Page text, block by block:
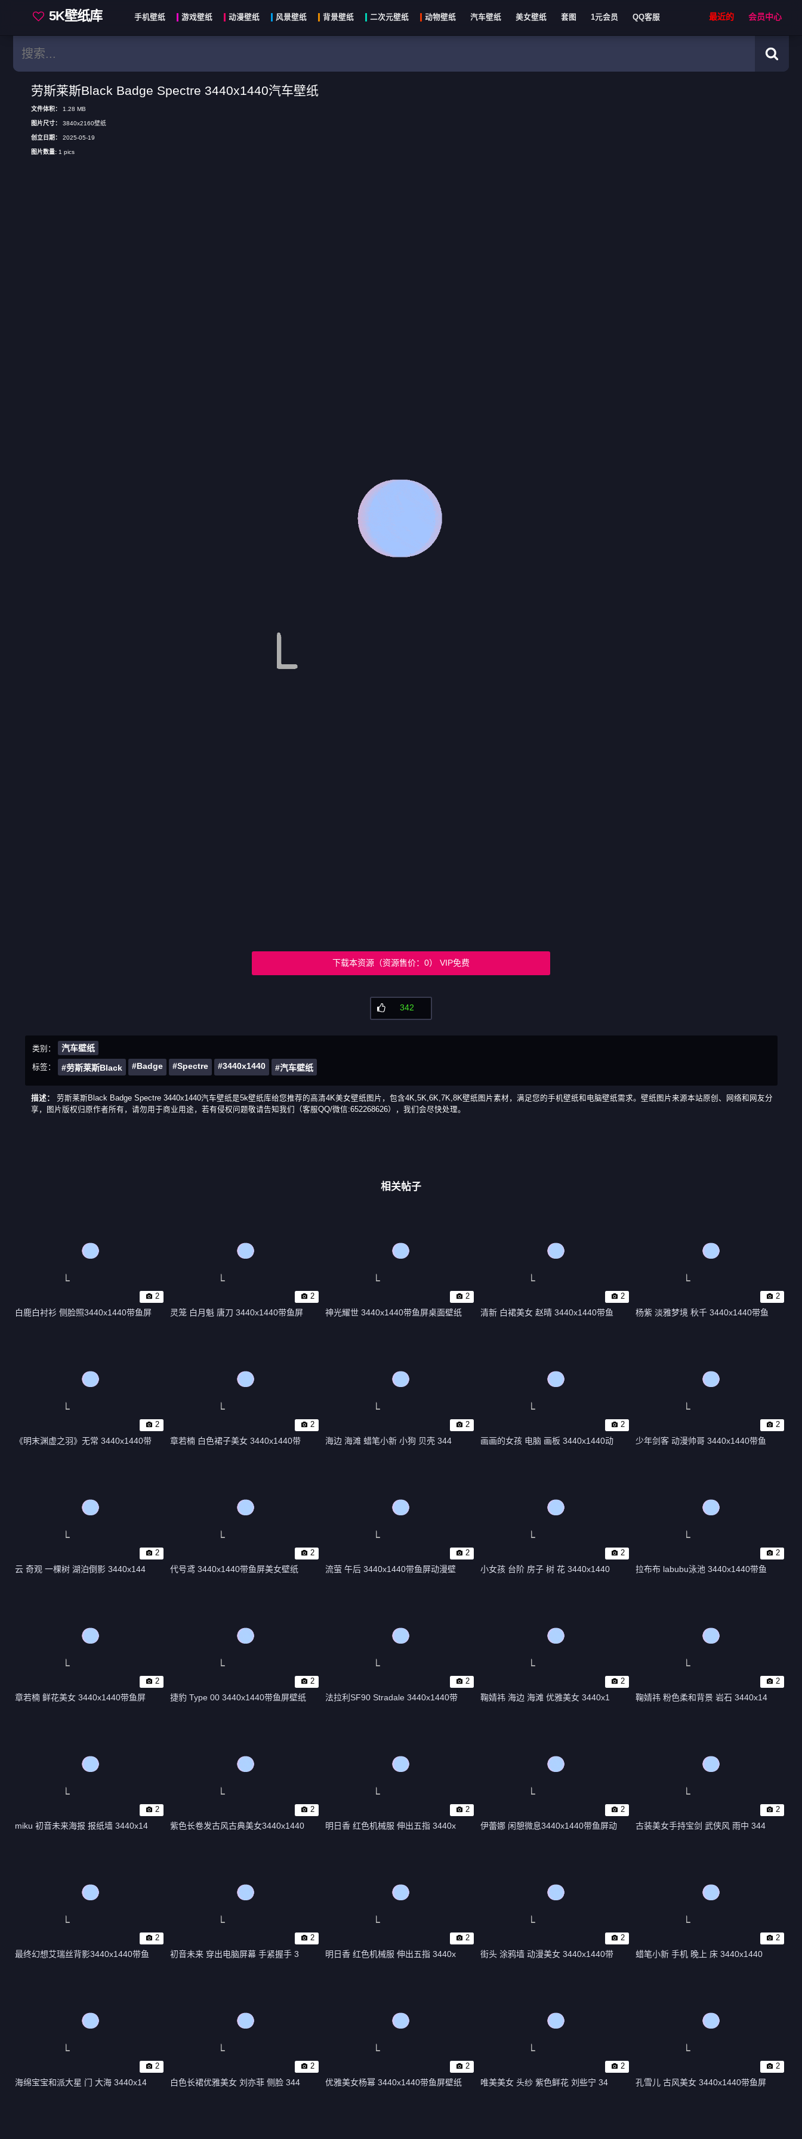
5K壁纸库 手机壁纸 游戏壁纸 动漫壁纸 风景壁纸 背景壁纸 二次元壁纸 动物壁纸 汽车壁纸 美女壁纸 套图 1元会员 QQ客服 最近的 会员中心
劳斯莱斯Black Badge Spectre 3440x1440汽车壁纸
文件体积： 1.28 MB
图片尺寸： 3840x2160壁纸
创立日期： 2025-05-19
图片数量:1 pics
下载本资源（资源售价：0） VIP免费
342
类别： 汽车壁纸
标签： #劳斯莱斯Black #Badge #Spectre #3440x1440 #汽车壁纸
描述：
劳斯莱斯Black Badge Spectre 3440x1440汽车壁纸是5k壁纸库给您推荐的高清4K美女壁纸图片，包含4K,5K,6K,7K,8K壁纸图片素材，满足您的手机壁纸和电脑壁纸需求。壁纸图片来源本站原创、网络和网友分
享，图片版权归原作者所有，请勿用于商业用途，若有侵权问题敬请告知我们（客服QQ/微信:652268626），我们会尽快处理。
相关帖子
2
白鹿白衬衫 侧脸照3440x1440带鱼屏
2
灵笼 白月魁 唐刀 3440x1440带鱼屏
2
神光耀世 3440x1440带鱼屏桌面壁纸
2
清新 白裙美女 赵晴 3440x1440带鱼
2
杨紫 淡雅梦境 秋千 3440x1440带鱼
2
《明末渊虚之羽》无常 3440x1440带
2
章若楠 白色裙子美女 3440x1440带
2
海边 海滩 蜡笔小新 小狗 贝壳 344
2
画画的女孩 电脑 画板 3440x1440动
2
少年剑客 动漫帅哥 3440x1440带鱼
2
云 奇观 一棵树 湖泊倒影 3440x144
2
代号鸢 3440x1440带鱼屏美女壁纸
2
流萤 午后 3440x1440带鱼屏动漫壁
2
小女孩 台阶 房子 树 花 3440x1440
2
拉布布 labubu泳池 3440x1440带鱼
2
章若楠 鲜花美女 3440x1440带鱼屏
2
捷豹 Type 00 3440x1440带鱼屏壁纸
2
法拉利SF90 Stradale 3440x1440带
2
鞠婧祎 海边 海滩 优雅美女 3440x1
2
鞠婧祎 粉色柔和背景 岩石 3440x14
2
miku 初音未来海报 报纸墙 3440x14
2
紫色长卷发古风古典美女3440x1440
2
明日香 红色机械服 伸出五指 3440x
2
伊蕾娜 闲憩微息3440x1440带鱼屏动
2
古装美女手持宝剑 武侠风 雨中 344
2
最终幻想艾瑞丝背影3440x1440带鱼
2
初音未来 穿出电脑屏幕 手紧握手 3
2
明日香 红色机械服 伸出五指 3440x
2
街头 涂鸦墙 动漫美女 3440x1440带
2
蜡笔小新 手机 晚上 床 3440x1440
2
海绵宝宝和派大星 门 大海 3440x14
2
白色长裙优雅美女 刘亦菲 侧脸 344
2
优雅美女杨幂 3440x1440带鱼屏壁纸
2
唯美美女 头纱 紫色鲜花 刘些宁 34
2
孔雪儿 古风美女 3440x1440带鱼屏